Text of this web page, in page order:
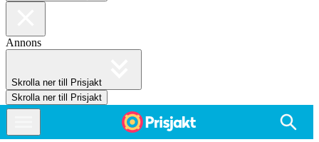
Annons
Skrolla ner till Prisjakt
Skrolla ner till Prisjakt